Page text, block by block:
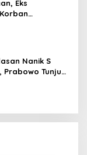
Eks
Nanik S
Prabowo Tunjuk